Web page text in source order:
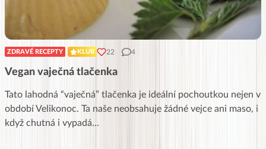
ZDRAVÉ RECEPTY KLUB 22 4
Vegan vaječná tlačenka
Tato lahodná “vaječná” tlačenka je ideální pochoutkou nejen v
období Velikonoc. Ta naše neobsahuje žádné vejce ani maso, i
když chutná i vypadá...